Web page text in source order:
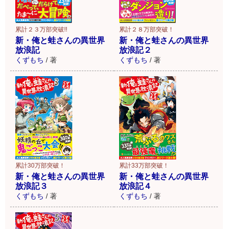
累計２３万部突破!!
新・俺と蛙さんの異世界
放浪記
くずもち / 著
累計２８万部突破！
新・俺と蛙さんの異世界
放浪記２
くずもち / 著
累計30万部突破！
新・俺と蛙さんの異世界
放浪記３
くずもち / 著
累計33万部突破！
新・俺と蛙さんの異世界
放浪記４
くずもち / 著